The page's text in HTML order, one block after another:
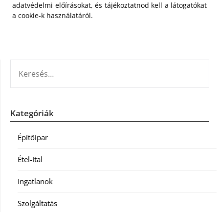
adatvédelmi előírásokat, és tájékoztatnod kell a látogatókat
a cookie-k használatáról.
Kategóriák
Építőipar
Étel-Ital
Ingatlanok
Szolgáltatás